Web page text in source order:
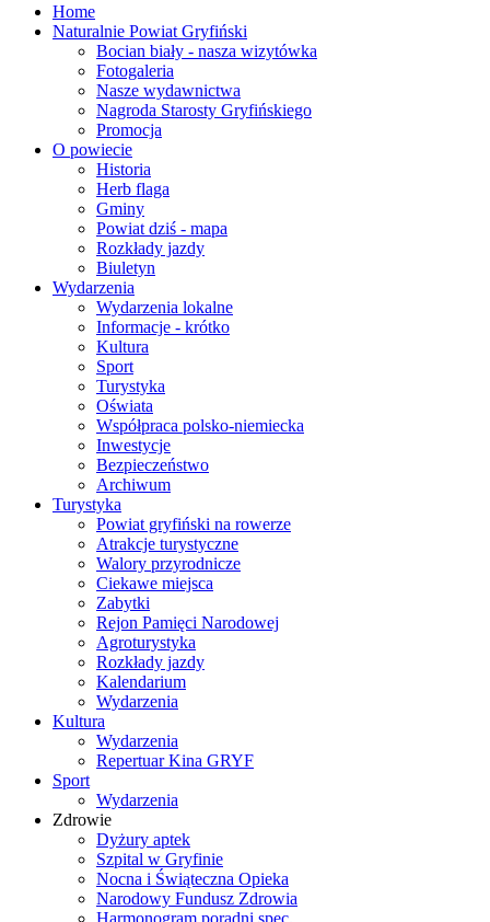
Home
Naturalnie Powiat Gryfiński
Bocian biały - nasza wizytówka
Fotogaleria
Nasze wydawnictwa
Nagroda Starosty Gryfińskiego
Promocja
O powiecie
Historia
Herb flaga
Gminy
Powiat dziś - mapa
Rozkłady jazdy
Biuletyn
Wydarzenia
Wydarzenia lokalne
Informacje - krótko
Kultura
Sport
Turystyka
Oświata
Współpraca polsko-niemiecka
Inwestycje
Bezpieczeństwo
Archiwum
Turystyka
Powiat gryfiński na rowerze
Atrakcje turystyczne
Walory przyrodnicze
Ciekawe miejsca
Zabytki
Rejon Pamięci Narodowej
Agroturystyka
Rozkłady jazdy
Kalendarium
Wydarzenia
Kultura
Wydarzenia
Repertuar Kina GRYF
Sport
Wydarzenia
Zdrowie
Dyżury aptek
Szpital w Gryfinie
Nocna i Świąteczna Opieka
Narodowy Fundusz Zdrowia
Harmonogram poradni spec.